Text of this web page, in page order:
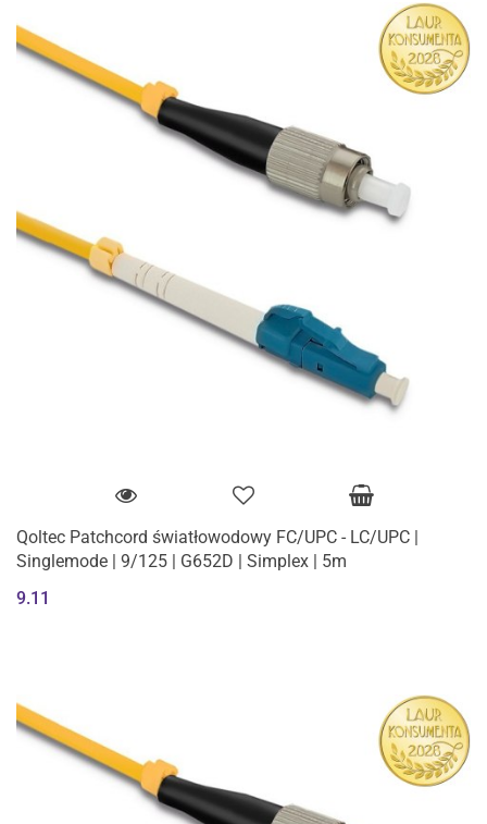
Qoltec Patchcord światłowodowy FC/UPC - LC/UPC |
Singlemode | 9/125 | G652D | Simplex | 5m
9.11